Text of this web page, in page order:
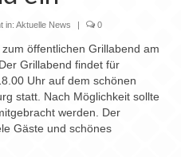
in: Aktuelle News | 0
öffentlichen Grillabend am
Grillabend findet für
Uhr auf dem schönen
statt. Nach Möglichkeit sollte
werden. Der
Gäste und schönes